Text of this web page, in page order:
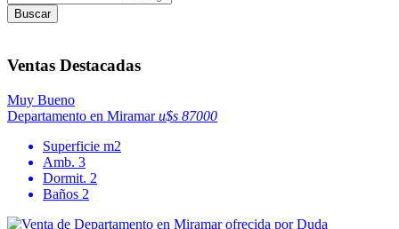
Buscar
Ventas Destacadas
Muy Bueno
Departamento en Miramaru$s 87000
Superficie m2
Amb. 3
Dormit. 2
Baños 2